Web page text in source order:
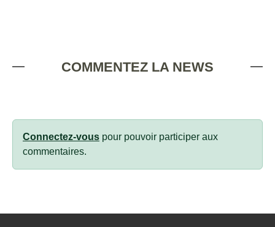
COMMENTEZ LA NEWS
Connectez-vous pour pouvoir participer aux
commentaires.